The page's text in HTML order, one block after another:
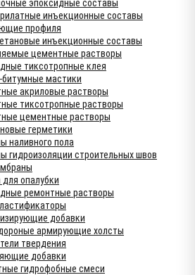
эпоксидные составы
инъекционные составы
профиля
инъекционные составы
цементные растворы
тиксотропные клея
битумные мастики
акриловые растворы
тиксотропные растворы
цементные растворы
герметики
наливного пола
гидроизоляции строительных швов
опалубки
ремонтные растворы
добавки
армирующие холсты
твердения
добавки
гидрофобные смеси